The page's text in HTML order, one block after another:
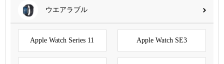
ウエアラブル
Apple Watch Series 11 Apple Watch SE3